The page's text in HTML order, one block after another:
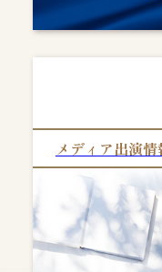
メディア出演情